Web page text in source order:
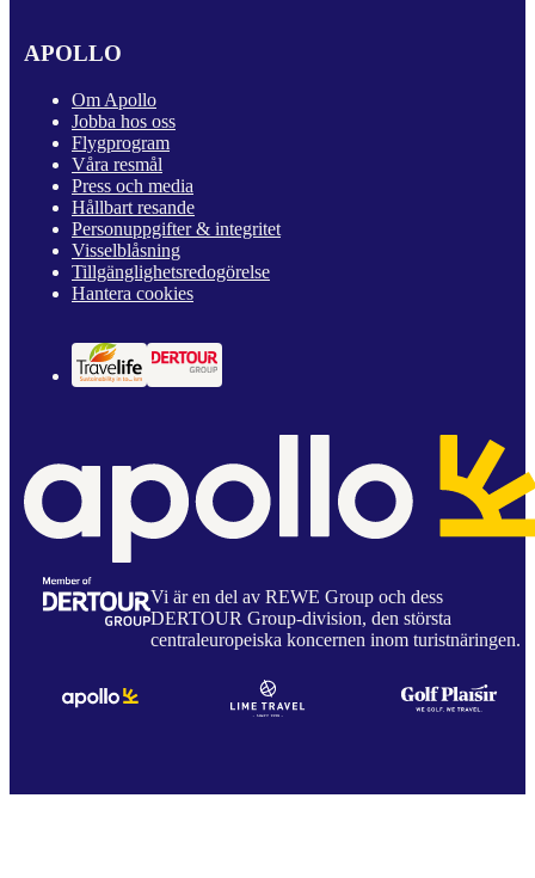
APOLLO
Om Apollo
Jobba hos oss
Flygprogram
Våra resmål
Press och media
Hållbart resande
Personuppgifter & integritet
Visselblåsning
Tillgänglighetsredogörelse
Hantera cookies
Vi är en del av REWE Group och dess
DERTOUR Group-division, den största
centraleuropeiska koncernen inom turistnäringen.